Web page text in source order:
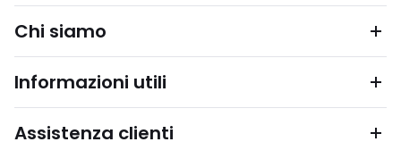
Chi siamo
Informazioni utili
Assistenza clienti